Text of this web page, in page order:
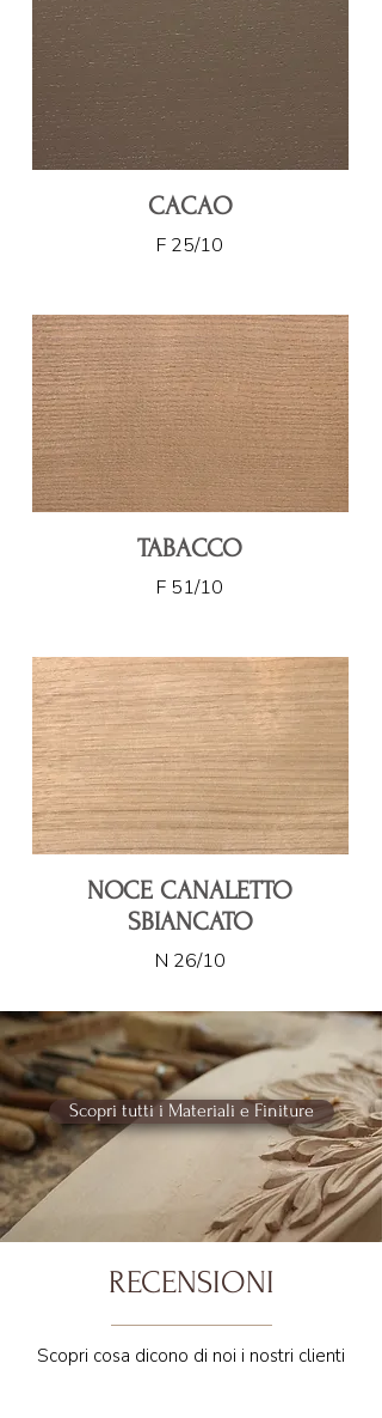
CACAO
F 25/10
TABACCO
F 51/10
NOCE CANALETTO
SBIANCATO
N 26/10
Scopri tutti i Materiali e Finiture
RECENSIONI
Scopri cosa dicono di noi i nostri clienti